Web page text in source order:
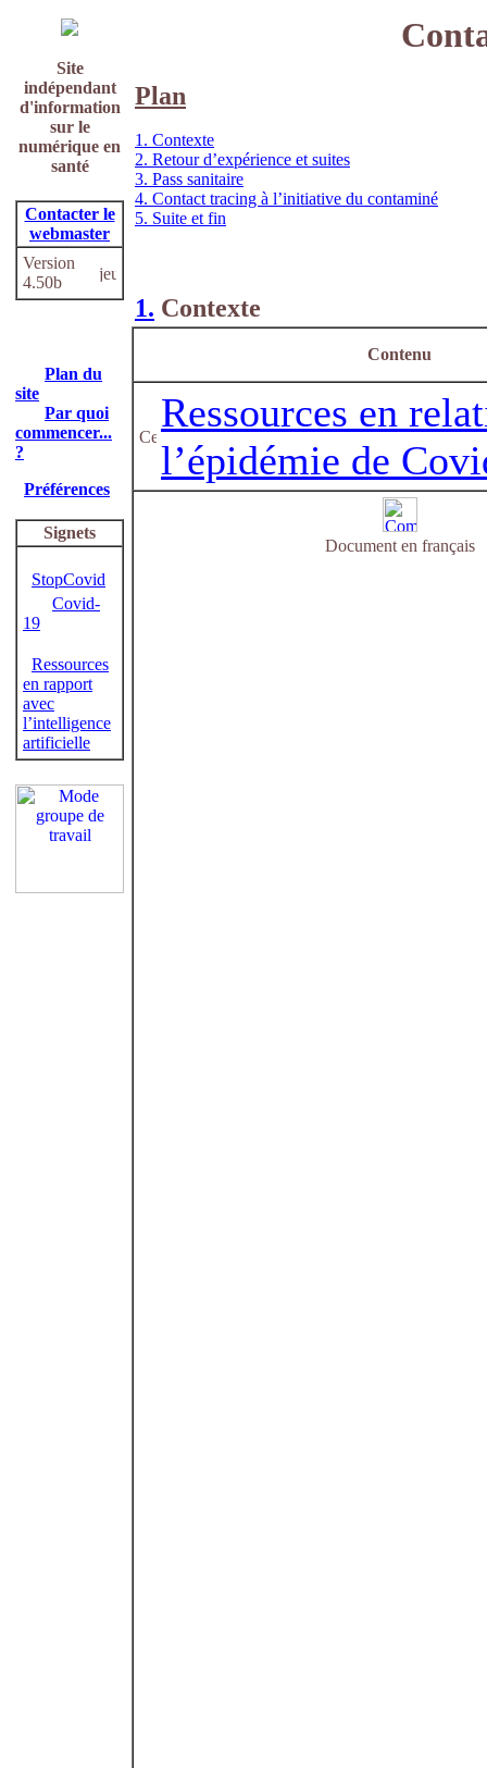
Site
indépendant
d'information
sur le
numérique en
santé
Contacter le
webmaster
Version
4.50b
Plan du
site
Par quoi
commencer...
?
Préférences
Signets
StopCovid
Covid-
19
Ressources
en rapport
avec
l’intelligence
artificielle
Plan
1. Contexte
2. Retour d’expérience et suites
3. Pass sanitaire
4. Contact tracing à l’initiative du contaminé
5. Suite et fin
1. Contexte
Contenu
Ressources en
l’épidémie de
Document en français